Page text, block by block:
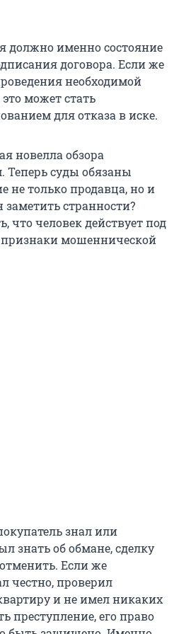
должно именно состояние
договора. Если же
необходимой
может стать
для отказа в иске.
новелла обзора
Теперь суды обязаны
не только продавца, но и
странности?
что человек действует под
мошеннической
знал или
знать об обмане, сделку
Если же
честно, проверил
и не имел никаких
преступление, его право